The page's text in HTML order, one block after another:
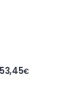
53,45€